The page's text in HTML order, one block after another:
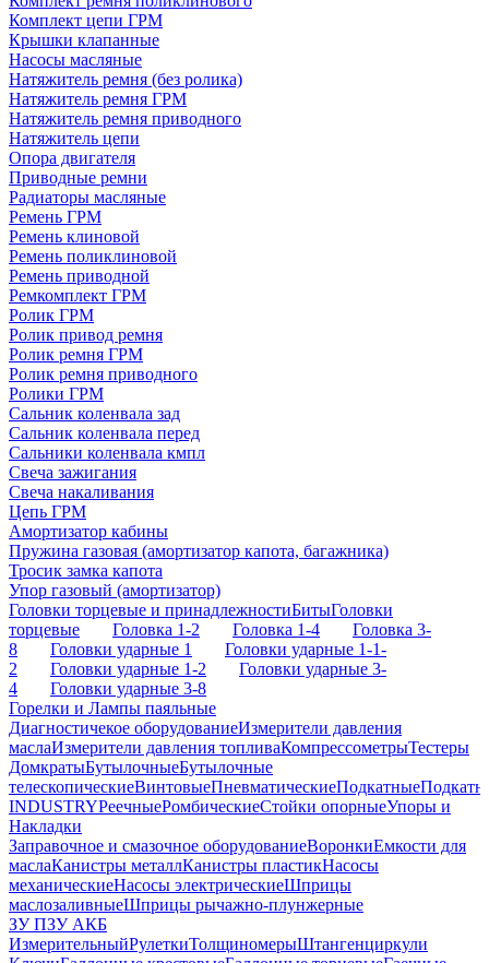
Комплект цепи ГРМ
Крышки клапанные
Насосы масляные
Натяжитель ремня (без ролика)
Натяжитель ремня ГРМ
Натяжитель ремня приводного
Натяжитель цепи
Опора двигателя
Приводные ремни
Радиаторы масляные
Ремень ГРМ
Ремень клиновой
Ремень поликлиновой
Ремень приводной
Ремкомплект ГРМ
Ролик ГРМ
Ролик привод ремня
Ролик ремня ГРМ
Ролик ремня приводного
Ролики ГРМ
Сальник коленвала зад
Сальник коленвала перед
Сальники коленвала кмпл
Свеча зажигания
Свеча накаливания
Цепь ГРМ
Амортизатор кабины
Пружина газовая (амортизатор капота, багажника)
Тросик замка капота
Упор газовый (амортизатор)
Головки торцевые и принадлежностиБитыГоловки
торцевые
Головка 1-2 Головка 1-4
Головка 3-
8
Головки ударные 1
Головки ударные 1-1-
2
Головки ударные 1-2
Головки ударные 3-
4
Головки ударные 3-8
Горелки и Лампы паяльные
Диагностичекое оборудованиеИзмерители давления
маслаИзмерители давления топливаКомпрессометрыТестеры
ДомкратыБутылочныеБутылочные
телескопическиеВинтовыеПневматическиеПодкатные
INDUSTRYРеечныеРомбическиеСтойки опорныеУпоры и
Накладки
Заправочное и смазочное оборудованиеВоронкиЕмкости для
маслаКанистры металлКанистры пластикНасосы
механическиеНасосы электрическиеШприцы
маслозаливныеШприцы рычажно-плунжерные
ЗУ ПЗУ АКБ
ИзмерительныйРулеткиТолщиномерыШтангенциркули